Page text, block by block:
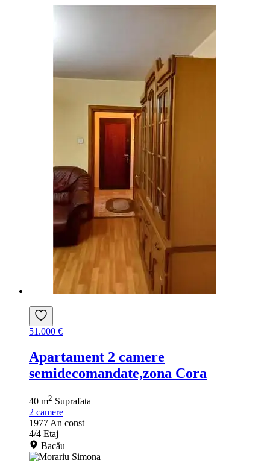
51.000 €
Apartament 2 camere
semidecomandate,zona Cora
40 m2 Suprafata
2 camere
1977 An const
4/4 Etaj
Bacău